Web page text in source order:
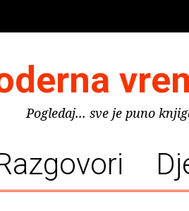
Pogledaj... sve je puno